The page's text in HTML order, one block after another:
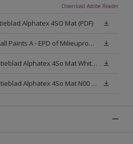
Download Adobe Reader
Alphatex 4SO Mat (PDF)
Sikkens Exterior Wall Paints A - EPD of Milieuproductverklaring
Veiligheidsinformatieblad Alphatex 4So Mat White W05 (MSDS)
Veiligheidsinformatieblad Alphatex 4So Mat N00 (MSDS)